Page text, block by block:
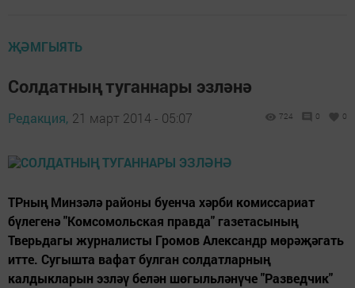
ҖӘМГЫЯТЬ
Солдатның туганнары эзләнә
Редакция, 21 март 2014 - 05:07 724 0 0
ТРның Минзәлә районы буенча хәрби комиссариат
бүлегенә "Комсомольская правда" газетасының
Тверьдагы журналисты Громов Александр мөрәҗәгать
итте. Сугышта вафат булган солдатларның
калдыкларын эзләү белән шөгыльләнүче "Разведчик"